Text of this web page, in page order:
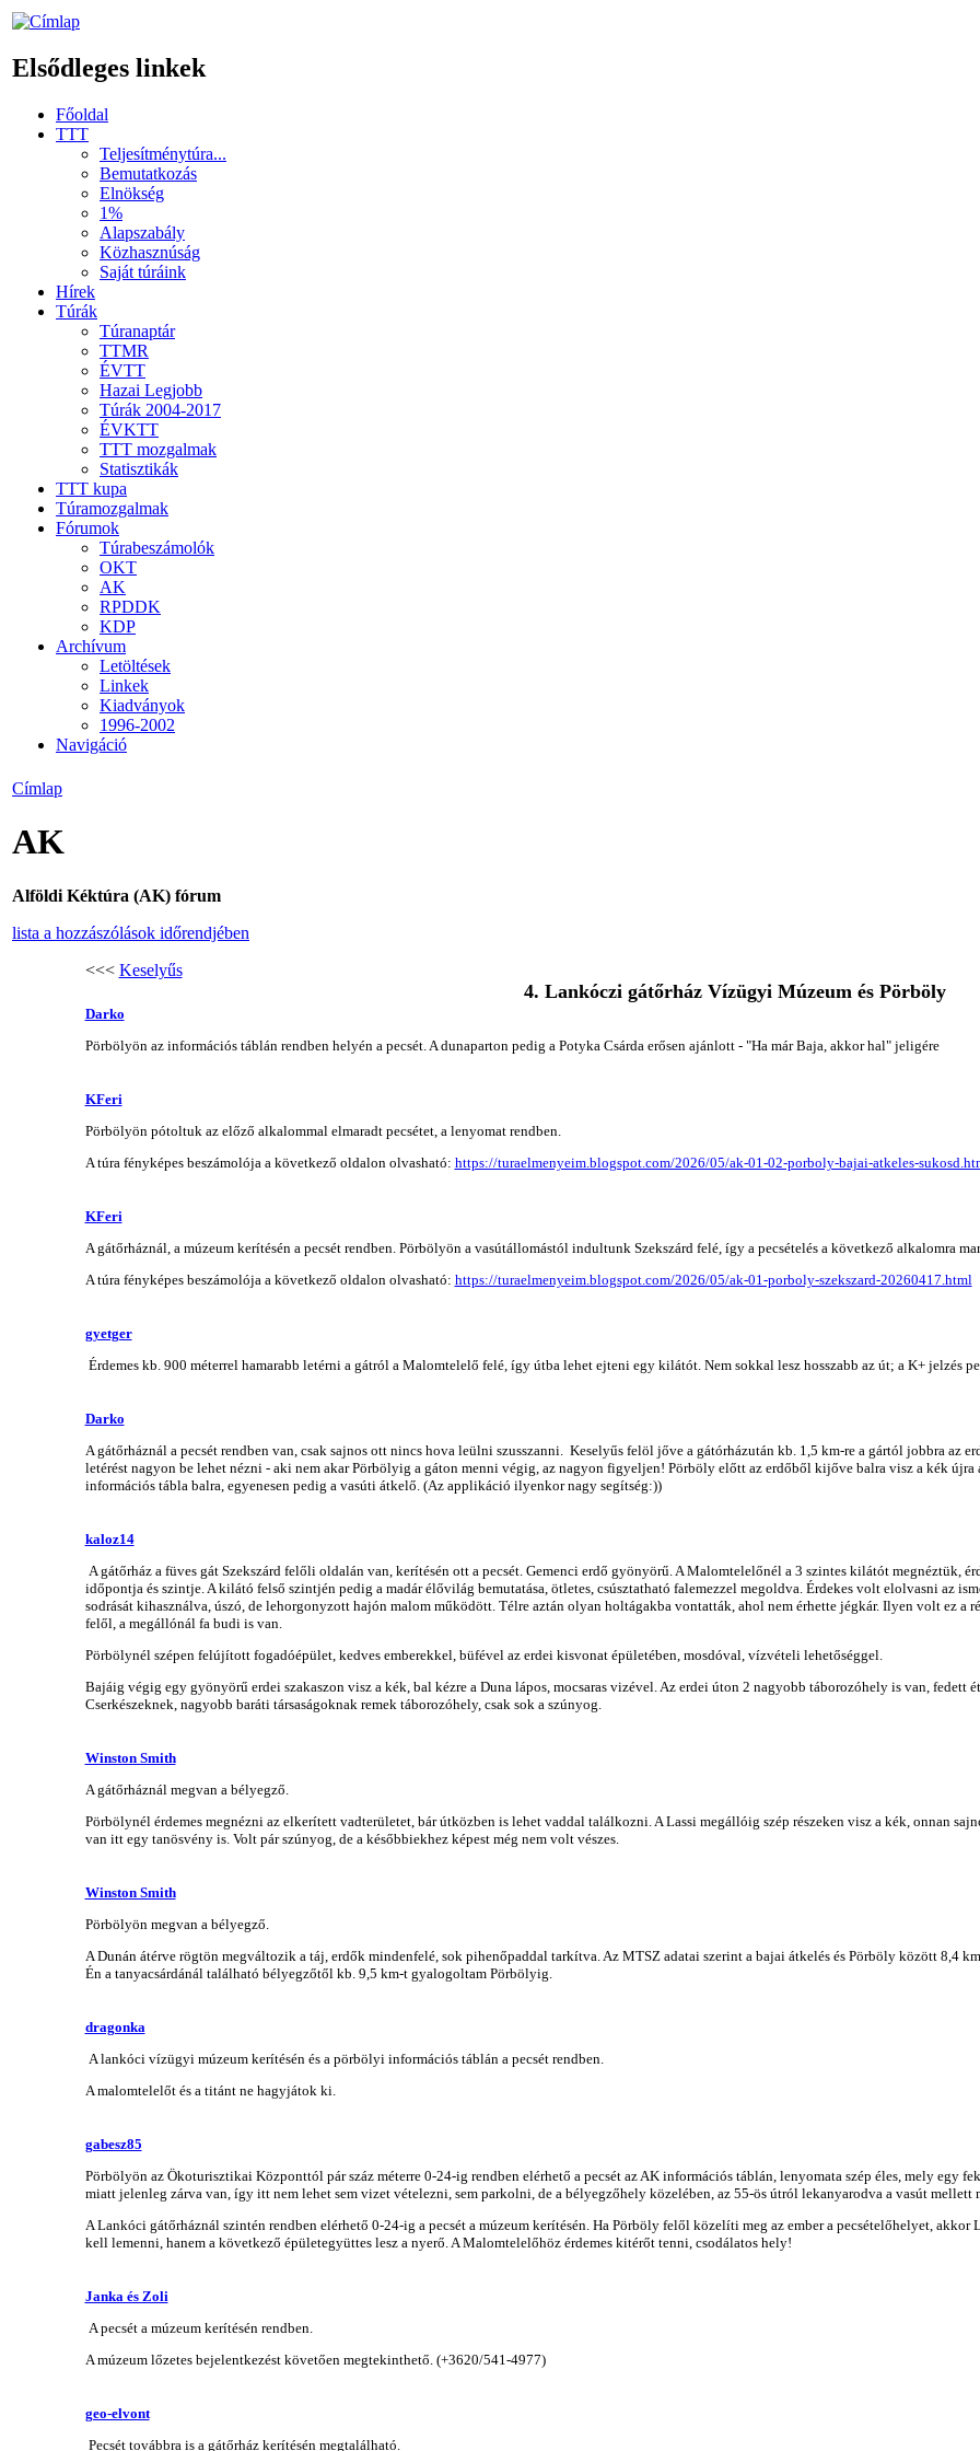
Elsődleges linkek
Főoldal
TTT
Teljesítménytúra...
Bemutatkozás
Elnökség
1%
Alapszabály
Közhasznúság
Saját túráink
Hírek
Túrák
Túranaptár
TTMR
ÉVTT
Hazai Legjobb
Túrák 2004-2017
ÉVKTT
TTT mozgalmak
Statisztikák
TTT kupa
Túramozgalmak
Fórumok
Túrabeszámolók
OKT
AK
RPDDK
KDP
Archívum
Letöltések
Linkek
Kiadványok
1996-2002
Navigáció
Címlap
AK
Alföldi Kéktúra (AK) fórum
lista a hozzászólások időrendjében
<<< Keselyűs
4. Lankóczi gátőrház Vízügyi Múzeum és Pörböly
Darko
Pörbölyön az információs táblán rendben helyén a pecsét. A dunaparton pedig a Potyka Csárda erősen ajánlott - "Ha már Baja, akkor hal" jeligére
KFeri
Pörbölyön pótoltuk az előző alkalommal elmaradt pecsétet, a lenyomat rendben.
A túra fényképes beszámolója a következő oldalon olvasható: https://turaelmenyeim.blogspot.com/2026/05/ak-01-02-porboly-bajai-atkeles-
KFeri
A gátőrháznál, a múzeum kerítésén a pecsét rendben. Pörbölyön a vasútállomástól indultunk Szekszárd felé, így a pecsételés a következő alkalomra
A túra fényképes beszámolója a következő oldalon olvasható: https://turaelmenyeim.blogspot.com/2026/05/ak-01-porboly-szekszard-20260417.html
gyetger
Érdemes kb. 900 méterrel hamarabb letérni a gátról a Malomtelelő felé, így útba lehet ejteni egy kilátót. Nem sokkal lesz hosszabb az út; a K+ jelzés
Darko
A gátőrháznál a pecsét rendben van, csak sajnos ott nincs hova leülni szusszanni. Keselyűs felöl jőve a gátórházután kb. 1,5 km-re a gártól jobbra az
letérést nagyon be lehet nézni - aki nem akar Pörbölyig a gáton menni végig, az nagyon figyeljen! Pörböly előtt az erdőből kijőve balra visz a kék újra
információs tábla balra, egyenesen pedig a vasúti átkelő. (Az applikáció ilyenkor nagy segítség:))
kaloz14
A gátőrház a füves gát Szekszárd felőli oldalán van, kerítésén ott a pecsét. Gemenci erdő gyönyörű. A Malomtelelőnél a 3 szintes kilátót megnéztük,
időpontja és szintje. A kilátó felső szintjén pedig a madár élővilág bemutatása, ötletes, csúsztatható falemezzel megoldva. Érdekes volt elolvasni az
sodrását kihasználva, úszó, de lehorgonyzott hajón malom működött. Télre aztán olyan holtágakba vontatták, ahol nem érhette jégkár. Ilyen volt ez a
felől, a megállónál fa budi is van.
Pörbölynél szépen felújított fogadóépület, kedves emberekkel, büfével az erdei kisvonat épületében, mosdóval, vízvételi lehetőséggel.
Bajáig végig egy gyönyörű erdei szakaszon visz a kék, bal kézre a Duna lápos, mocsaras vizével. Az erdei úton 2 nagyobb táborozóhely is van, fedett
Cserkészeknek, nagyobb baráti társaságoknak remek táborozóhely, csak sok a szúnyog.
Winston Smith
A gátőrháznál megvan a bélyegző.
Pörbölynél érdemes megnézni az elkerített vadterületet, bár útközben is lehet vaddal találkozni. A Lassi megállóig szép részeken visz a kék, onnan
van itt egy tanösvény is. Volt pár szúnyog, de a későbbiekhez képest még nem volt vészes.
Winston Smith
Pörbölyön megvan a bélyegző.
A Dunán átérve rögtön megváltozik a táj, erdők mindenfelé, sok pihenőpaddal tarkítva. Az MTSZ adatai szerint a bajai átkelés és Pörböly között 8,4
Én a tanyacsárdánál található bélyegzőtől kb. 9,5 km-t gyalogoltam Pörbölyig.
dragonka
A lankóci vízügyi múzeum kerítésén és a pörbölyi információs táblán a pecsét rendben.
A malomtelelőt és a titánt ne hagyjátok ki.
gabesz85
Pörbölyön az Ökoturisztikai Központtól pár száz méterre 0-24-ig rendben elérhető a pecsét az AK információs táblán, lenyomata szép éles, mely egy
miatt jelenleg zárva van, így itt nem lehet sem vizet vételezni, sem parkolni, de a bélyegzőhely közelében, az 55-ös útról lekanyarodva a vasút mellett
A Lankóci gátőrháznál szintén rendben elérhető 0-24-ig a pecsét a múzeum kerítésén. Ha Pörböly felől közelíti meg az ember a pecsételőhelyet, akkor
kell lemenni, hanem a következő épületegyüttes lesz a nyerő. A Malomtelelőhöz érdemes kitérőt tenni, csodálatos hely!
Janka és Zoli
A pecsét a múzeum kerítésén rendben.
A múzeum lőzetes bejelentkezést követően megtekinthető. (+3620/541-4977)
geo-elvont
Pecsét továbbra is a gátőrház kerítésén megtalálható.